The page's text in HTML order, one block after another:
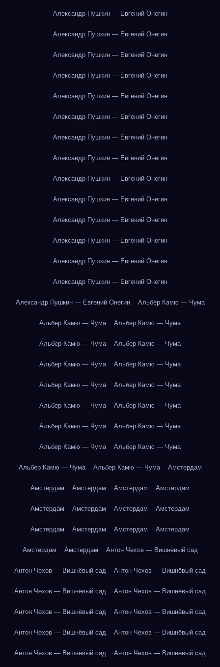
Александр Пушкин — Евгений Онегин
Александр Пушкин — Евгений Онегин
Александр Пушкин — Евгений Онегин
Александр Пушкин — Евгений Онегин
Александр Пушкин — Евгений Онегин
Александр Пушкин — Евгений Онегин
Александр Пушкин — Евгений Онегин
Александр Пушкин — Евгений Онегин
Александр Пушкин — Евгений Онегин
Александр Пушкин — Евгений Онегин
Александр Пушкин — Евгений Онегин
Александр Пушкин — Евгений Онегин
Александр Пушкин — Евгений Онегин
Александр Пушкин — Евгений Онегин
Александр Пушкин — Евгений Онегин Альбер Камю — Чума
Альбер Камю — Чума Альбер Камю — Чума
Альбер Камю — Чума Альбер Камю — Чума
Альбер Камю — Чума Альбер Камю — Чума
Альбер Камю — Чума Альбер Камю — Чума
Альбер Камю — Чума Альбер Камю — Чума
Альбер Камю — Чума Альбер Камю — Чума
Альбер Камю — Чума Альбер Камю — Чума
Альбер Камю — Чума Альбер Камю — Чума Амстердам
Амстердам Амстердам Амстердам Амстердам
Амстердам Амстердам Амстердам Амстердам
Амстердам Амстердам Амстердам Амстердам
Амстердам Амстердам Антон Чехов — Вишнёвый сад
Антон Чехов — Вишнёвый сад Антон Чехов — Вишнёвый сад
Антон Чехов — Вишнёвый сад Антон Чехов — Вишнёвый сад
Антон Чехов — Вишнёвый сад Антон Чехов — Вишнёвый сад
Антон Чехов — Вишнёвый сад Антон Чехов — Вишнёвый сад
Антон Чехов — Вишнёвый сад Антон Чехов — Вишнёвый сад